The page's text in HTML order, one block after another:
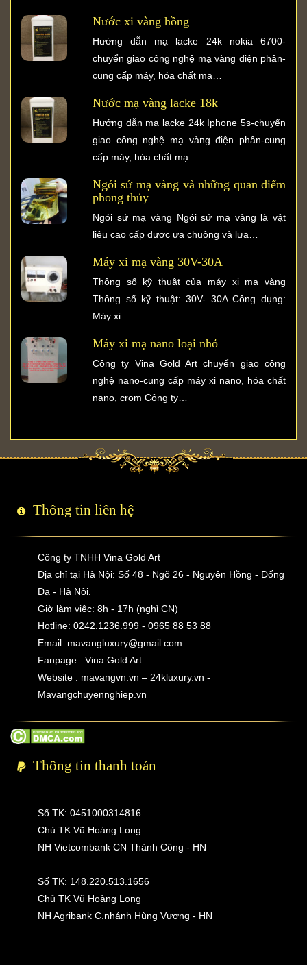
Nước xi vàng hồng
Hướng dẫn mạ lacke 24k nokia 6700-
chuyển giao công nghệ mạ vàng điện phân-
cung cấp máy, hóa chất mạ…
Nước mạ vàng lacke 18k
Hướng dẫn mạ lacke 24k Iphone 5s-chuyển
giao công nghệ mạ vàng điện phân-cung
cấp máy, hóa chất mạ…
Ngói sứ mạ vàng và những quan điểm
phong thủy
Ngói sứ mạ vàng Ngói sứ mạ vàng là vật
liệu cao cấp được ưa chuộng và lựa…
Máy xi mạ vàng 30V-30A
Thông số kỹ thuật của máy xi mạ vàng
Thông số kỹ thuật: 30V- 30A Công dụng:
Máy xi…
Máy xi mạ nano loại nhỏ
Công ty Vina Gold Art chuyển giao công
nghệ nano-cung cấp máy xi nano, hóa chất
nano, crom Công ty…
Thông tin liên hệ
Công ty TNHH Vina Gold Art
Địa chỉ tại Hà Nội: Số 48 - Ngõ 26 - Nguyên Hồng - Đống
Đa - Hà Nội.
Giờ làm việc: 8h - 17h (nghỉ CN)
Hotline: 0242.1236.999 - 0965 88 53 88
Email: mavangluxury@gmail.com
Fanpage : Vina Gold Art
Website : mavangvn.vn – 24kluxury.vn -
Mavangchuyennghiep.vn
Thông tin thanh toán
Số TK: 0451000314816
Chủ TK Vũ Hoàng Long
NH Vietcombank CN Thành Công - HN
Số TK: 148.220.513.1656
Chủ TK Vũ Hoàng Long
NH Agribank C.nhánh Hùng Vương - HN